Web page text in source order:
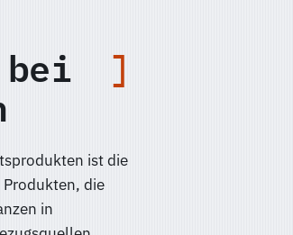
ist die
die
in